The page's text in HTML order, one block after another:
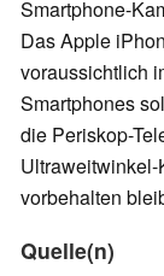
Smartphone-
Das Apple
voraussichtlich
Smartphones
die Periskop-
vorbehalten
Quelle(n)